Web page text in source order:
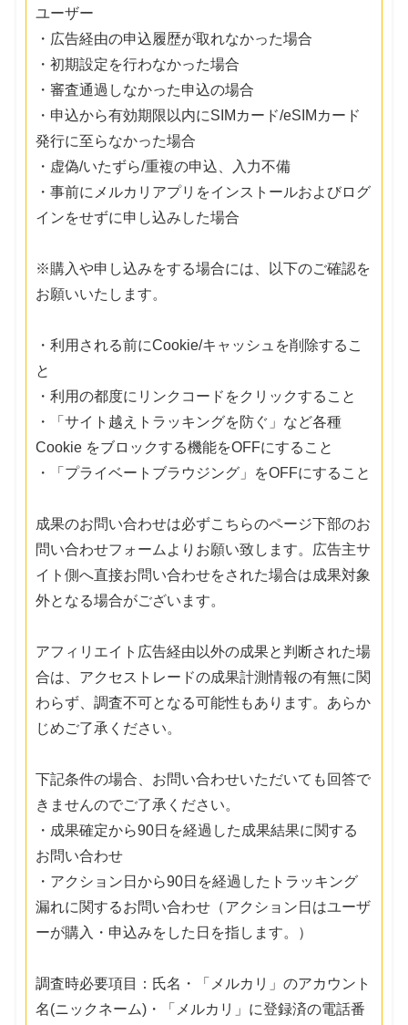
ユーザー
・広告経由の申込履歴が取れなかった場合
・初期設定を行わなかった場合
・審査通過しなかった申込の場合
・申込から有効期限以内にSIMカード/eSIMカード
発行に至らなかった場合
・虚偽/いたずら/重複の申込、入力不備
・事前にメルカリアプリをインストールおよびログ
インをせずに申し込みした場合
※購入や申し込みをする場合には、以下のご確認を
お願いいたします。
・利用される前にCookie/キャッシュを削除するこ
と
・利用の都度にリンクコードをクリックすること
・「サイト越えトラッキングを防ぐ」など各種
Cookie をブロックする機能をOFFにすること
・「プライベートブラウジング」をOFFにすること
成果のお問い合わせは必ずこちらのページ下部のお
問い合わせフォームよりお願い致します。広告主サ
イト側へ直接お問い合わせをされた場合は成果対象
外となる場合がございます。
アフィリエイト広告経由以外の成果と判断された場
合は、アクセストレードの成果計測情報の有無に関
わらず、調査不可となる可能性もあります。あらか
じめご了承ください。
下記条件の場合、お問い合わせいただいても回答で
きませんのでご了承ください。
・成果確定から90日を経過した成果結果に関する
お問い合わせ
・アクション日から90日を経過したトラッキング
漏れに関するお問い合わせ（アクション日はユーザ
ーが購入・申込みをした日を指します。）
調査時必要項目：氏名・「メルカリ」のアカウント
名(ニックネーム)・「メルカリ」に登録済の電話番